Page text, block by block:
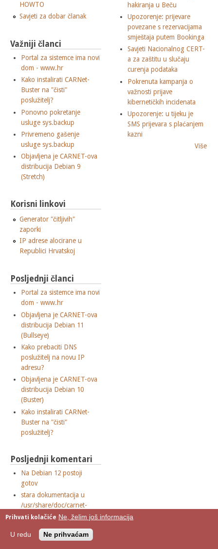
HOWTO
Savjeti za dobar članak
Važniji članci
Portal za sistemce ima novi
dom - www.hr
Kako instalirati CARNet-
Buster na "čisti"
poslužitelj?
Ponovno pokretanje
usluge sys.backup
Privremeno gašenje
usluge sys.backup
Objavljena je CARNET-ova
distribucija Debian 9
(Stretch)
Korisni linkovi
Generator "čitljivih"
zaporki
IP adrese alocirane u
Republici Hrvatskoj
Posljednji članci
Portal za sistemce ima novi
dom - www.hr
Objavljena je CARNET-ova
distribucija Debian 11
(Bullseye)
Kako prebaciti DNS
poslužitelj na novu IP
adresu?
Objavljena je CARNET-ova
distribucija Debian 10
(Buster)
Kako instalirati CARNet-
Buster na "čisti"
poslužitelj?
Posljednji komentari
Na Debian 12 postoji
gotov
stara dokumentacija u
/usr/share/doc/carnet-
upgrade
Re: neispravan datum
članka
hakiranja u Beču
Upozorenje: prijevare
povezane s rezervacijama
smještaja putem Bookinga
Savjeti Nacionalnog CERT-
a za zaštitu u slučaju
curenja podataka
Pokrenuta kampanja o
važnosti prijave
kibernetičkih incidenata
Upozorenje: u tijeku je
SMS prijevara s plaćanjem
kazni
Više
Prihvati kolačiće Ne, želim još informacija
U redu Ne prihvaćam